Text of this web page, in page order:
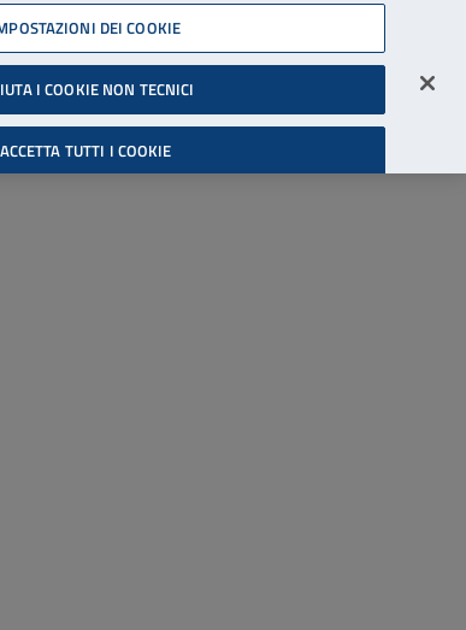
Accessibilità
Cerca
Accedi all'area riservata
DEI COOKIE
I COOKIE NON TECNICI
ACCETTA TUTTI I COOKIE